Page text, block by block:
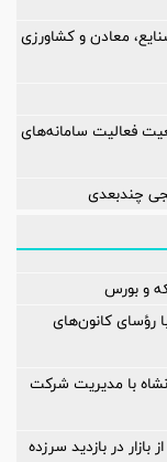
معادن و کشاورزی
فعالیت سامانه‌های
چندبعدی
و بورس
رؤسای کانون‌های
با مدیریت شرکت
در بازدید سرزده